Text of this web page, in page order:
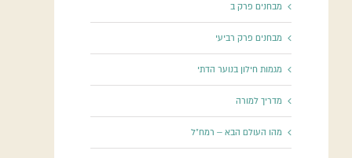
מבחנים פרק ב
מבחנים פרק רביעי
מגמות חילון בנוער הדתי
מדריך למורה
מהו העולם הבא – רמח"ל